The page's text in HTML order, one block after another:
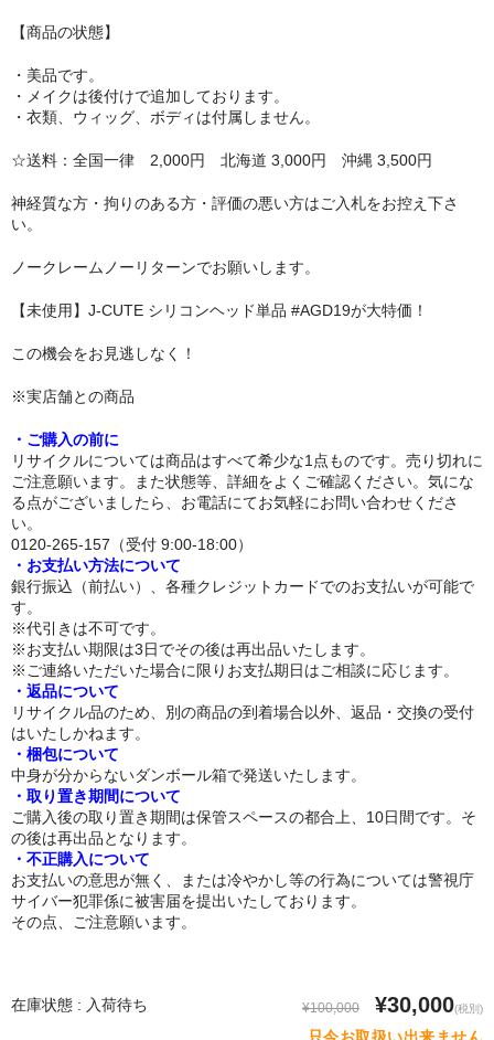
PIEDOLL
リップロップ
下半身
木偶の坊
A-ONE
身長選択
100cm以下
110cm～130cm
135cm～150cm
155cm～160cm
170cm以上
ヘッド
トルソー
下半身ドール
スタイル
ロリ系
爆乳
おしり大きめ
平らな胸
つむり目
外国人
【商品の状態】
・美品です。
・メイクは後付けで追加しております。
・衣類、ウィッグ、ボディは付属しません。
☆送料：全国一律 2,000円 北海道 3,000円 沖縄 3,500円
神経質な方・拘りのある方・評価の悪い方はご入札をお控え下さ
い。
ノークレームノーリターンでお願いします。
【未使用】J-CUTE シリコンヘッド単品 #AGD19が大特価！
この機会をお見逃しなく！
※実店舗との商品
・ご購入の前に
リサイクルについては商品はすべて希少な1点ものです。売り切れに
ご注意願います。また状態等、詳細をよくご確認ください。気にな
る点がございましたら、お電話にてお気軽にお問い合わせくださ
い。
0120-265-157（受付 9:00-18:00）
・お支払い方法について
銀行振込（前払い）、各種クレジットカードでのお支払いが可能で
す。
※代引きは不可です。
※お支払い期限は3日でその後は再出品いたします。
※ご連絡いただいた場合に限りお支払期日はご相談に応じます。
・返品について
リサイクル品のため、別の商品の到着場合以外、返品・交換の受付
はいたしかねます。
・梱包について
中身が分からないダンボール箱で発送いたします。
・取り置き期間について
ご購入後の取り置き期間は保管スペースの都合上、10日間です。そ
の後は再出品となります。
・不正購入について
お支払いの意思が無く、または冷やかし等の行為については警視庁
サイバー犯罪係に被害届を提出いたしております。
その点、ご注意願います。
在庫状態 : 入荷待ち ¥100,000 ¥30,000(税別)